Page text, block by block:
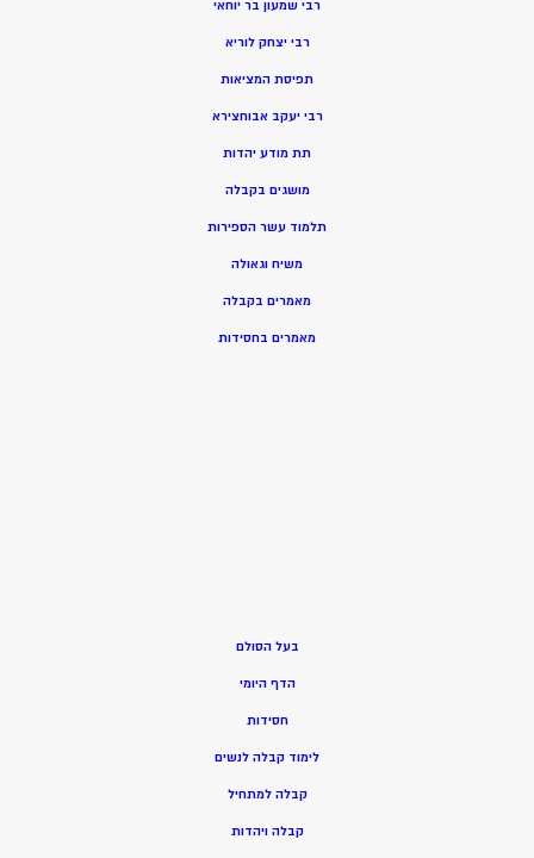
רבי שמעון בר יוחאי
רבי יצחק לוריא
תפיסת המציאות
רבי יעקב אבוחצירא
תת מודע יהדות
מושגים בקבלה
תלמוד עשר הספירות
משיח וגאולה
מאמרים בקבלה
מאמרים בחסידות
בעל הסולם
הדף היומי
חסידות
לימוד קבלה לנשים
קבלה למתחיל
קבלה ויהדות